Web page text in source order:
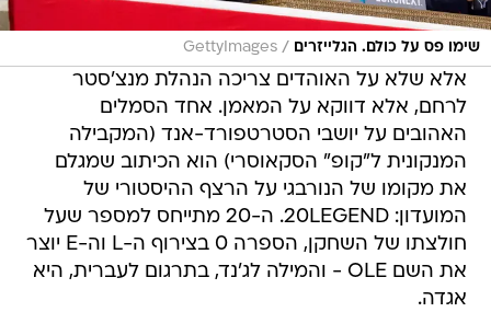
שימו פס על כולם. הגלייזרים /
GettyImages
אלא שלא על האוהדים צריכה הנהלת מנצ'סטר
לרחם, אלא דווקא על המאמן. אחד הסמלים
האהובים על יושבי הסטרטפורד-אנד (המקבילה
המנקונית ל"קופ" הסקאוסרי) הוא הכיתוב שמגלם
את מקומו של הנורבגי על הרצף ההיסטורי של
המועדון: 20LEGEND. ה-20 מתייחס למספר שעל
חולצתו של השחקן, הספרה 0 בצירוף ה-L וה-E יוצר
את השם OLE - והמילה לג'נד, בתרגום לעברית, היא
אגדה.